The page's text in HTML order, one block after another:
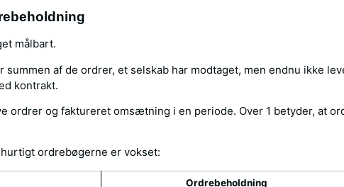
målbart.
summen af de ordrer, et selskab har modtaget, men endnu ikke
kontrakt.
ordrer og faktureret omsætning i en periode. Over 1 betyder, at
ordrebøgerne er vokset:
Ordrebeholdning